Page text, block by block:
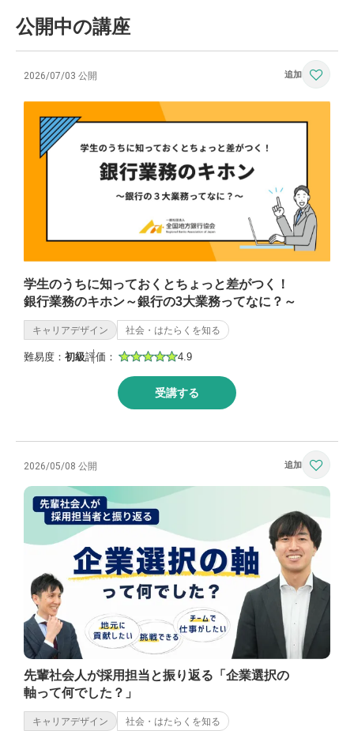
公開中の講座
2026/07/03 公開
学生のうちに知っておくとちょっと差がつく！
銀行業務のキホン～銀行の3大業務ってなに？～
キャリアデザイン 社会・はたらくを知る
難易度： 初級評価： 4.9
受講する
2026/05/08 公開
先輩社会人が採用担当と振り返る「企業選択の
軸って何でした？」
キャリアデザイン 社会・はたらくを知る